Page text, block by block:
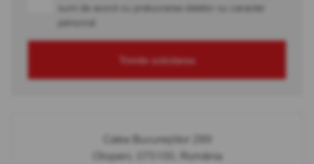
sunt de acord cu prelucrarea datelor cu caracter
personal
Trimite solicitarea
Calea Bucureștilor 289
Otopeni, 075100, România